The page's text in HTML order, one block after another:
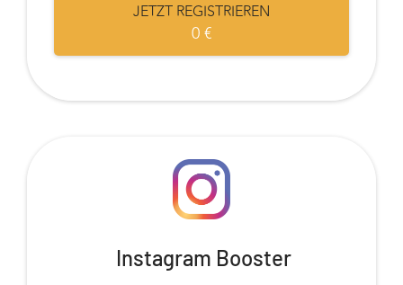
JETZT REGISTRIEREN
0 €
Instagram Booster